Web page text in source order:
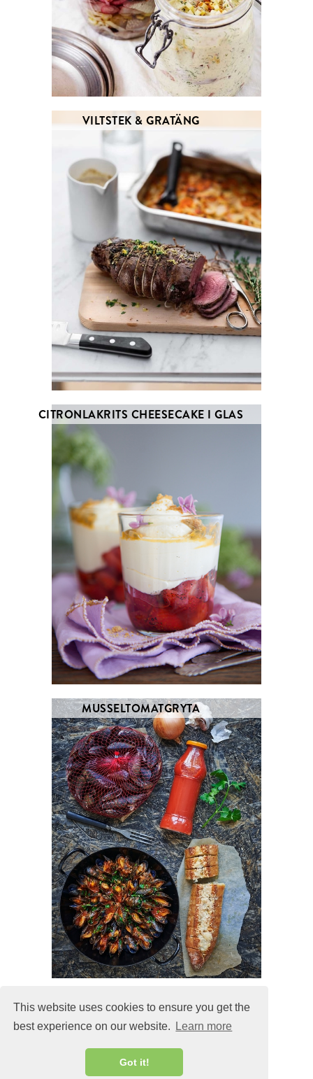
This website uses cookies to ensure you get the
best experience on our website.
Learn more
Got it!
VILTSTEK & GRATÄNG
CITRONLAKRITS CHEESECAKE I GLAS
MUSSELTOMATGRYTA
MALIN@MALINLANDQVIST.SE